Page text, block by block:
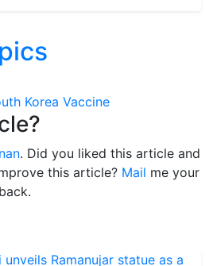
Korea Vaccine
. Did you liked this article and
this article? Mail me your